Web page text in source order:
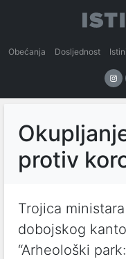
Obećanja Dosljednost
protiv
Trojica
dobojskog
“Arheološki